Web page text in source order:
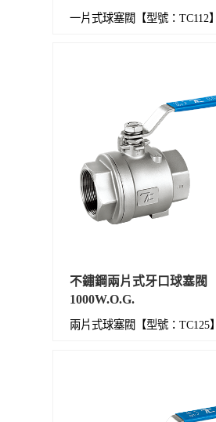
一片式球塞閥【型號：TC112】
不鏽鋼兩片式牙口球塞閥
1000W.O.G.
兩片式球塞閥【型號：TC125】